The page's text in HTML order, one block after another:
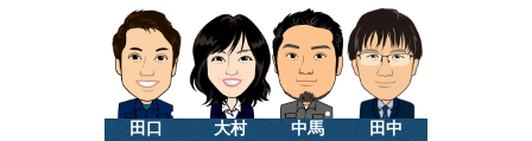
田口 大村 中馬 田中